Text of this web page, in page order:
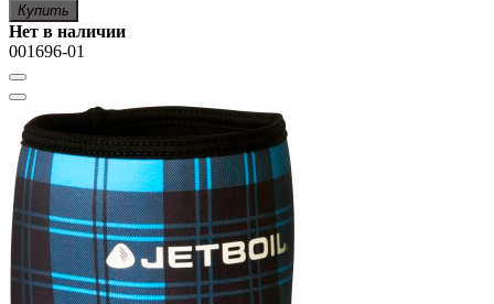
Купить
Нет в наличии
001696-01